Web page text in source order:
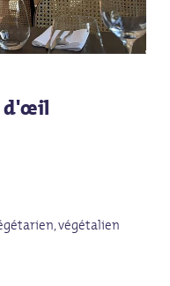
d'œil
végétalien